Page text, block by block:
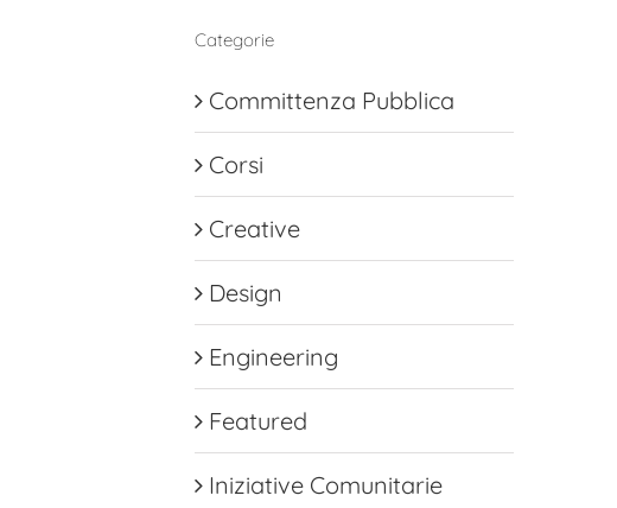
Categorie
Committenza Pubblica
Corsi
Creative
Design
Engineering
Featured
Iniziative Comunitarie